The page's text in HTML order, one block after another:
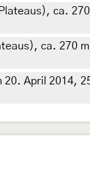
ca.
ca. 270
20. April